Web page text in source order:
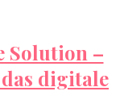
Solution –
digitale